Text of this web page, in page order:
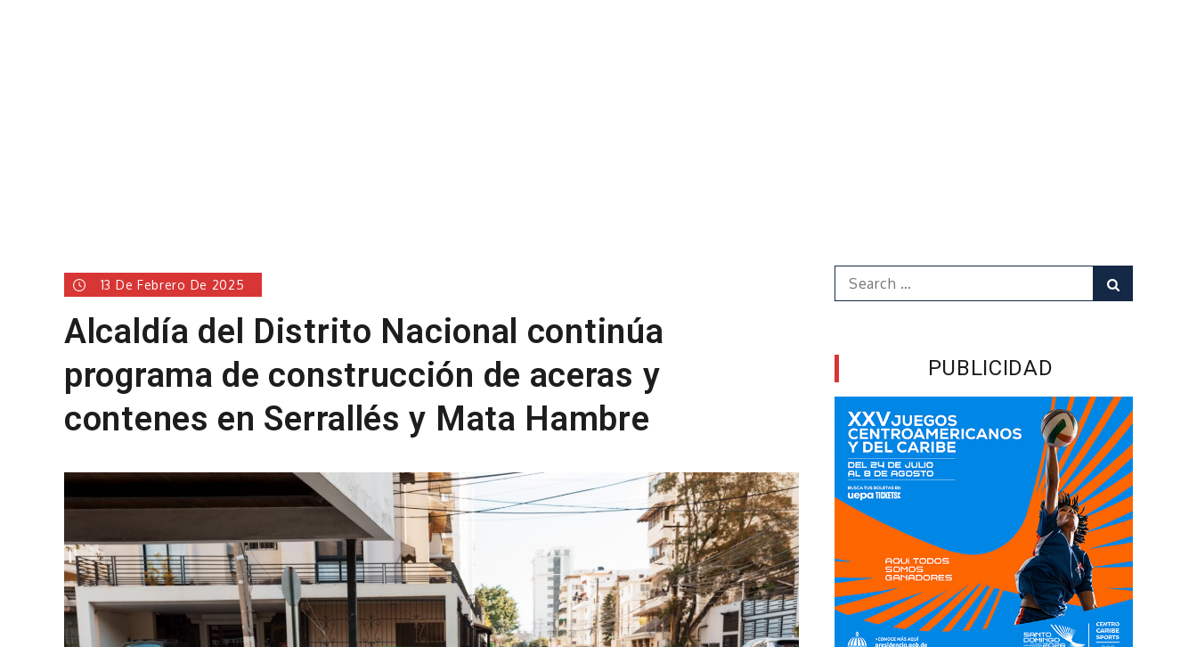
13 De Febrero De 2025
Alcaldía del Distrito Nacional continúa
programa de construcción de aceras y
contenes en Serrallés y Mata Hambre
Search
for:
PUBLICIDAD